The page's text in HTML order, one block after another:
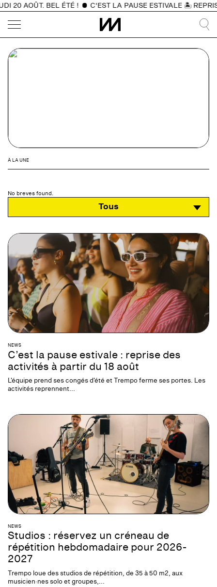
20 AOÛT. BEL ÉTÉ ! C'EST LA PAUSE ESTIVALE 🏝️
À LA UNE
No breves found.
Tous
NEWS
C’est la pause estivale : reprise des
activités à partir du 18 août
L'équipe prend ses congés d'été et Trempo ferme ses portes. Les
activités reprennent...
NEWS
Studios : réservez un créneau de
répétition hebdomadaire pour 2026-
2027
Trempo loue des studios de répétition, de 35 à 50 m2, aux
musicien·nes solo et groupes,...